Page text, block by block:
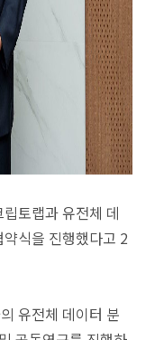
토랩과 유전체 데
식을 진행했다고 2
유전체 데이터 분